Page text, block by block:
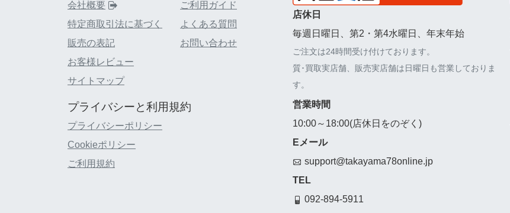
会社概要
特定商取引法に基づく
販売の表記
お客様レビュー
サイトマップ
ご利用ガイド
よくある質問
お問い合わせ
プライバシーと利用規約
プライバシーポリシー
Cookieポリシー
ご利用規約
店休日
毎週日曜日、第2・第4水曜日、年末年始
ご注文は24時間受け付けております。
質･買取実店舗、販売実店舗は日曜日も営業しておりま
す。
営業時間
10:00～18:00(店休日をのぞく)
Eメール
support@takayama78online.jp
TEL
092-894-5911